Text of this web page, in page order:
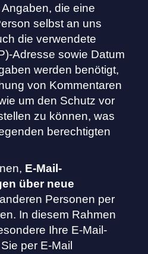
die eine
selbst an uns
die verwendete
Adresse sowie Datum
werden benötigt,
von Kommentaren
um den Schutz vor
zu können, was
berechtigten
E-Mail-
über neue
Personen per
In diesem Rahmen
Ihre E-Mail-
per E-Mail